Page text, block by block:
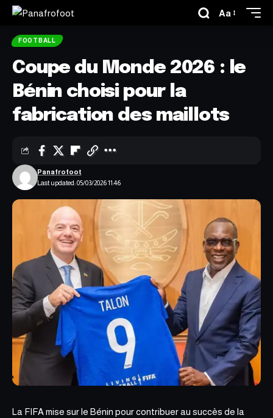
Aa
FOOTBALL
Coupe du Monde 2026 : le
Bénin choisi pour la
fabrication des maillots
Last updated: 05/03/2026 11:46
Panafrofoot
La FIFA mise sur le Bénin pour contribuer au succès de la